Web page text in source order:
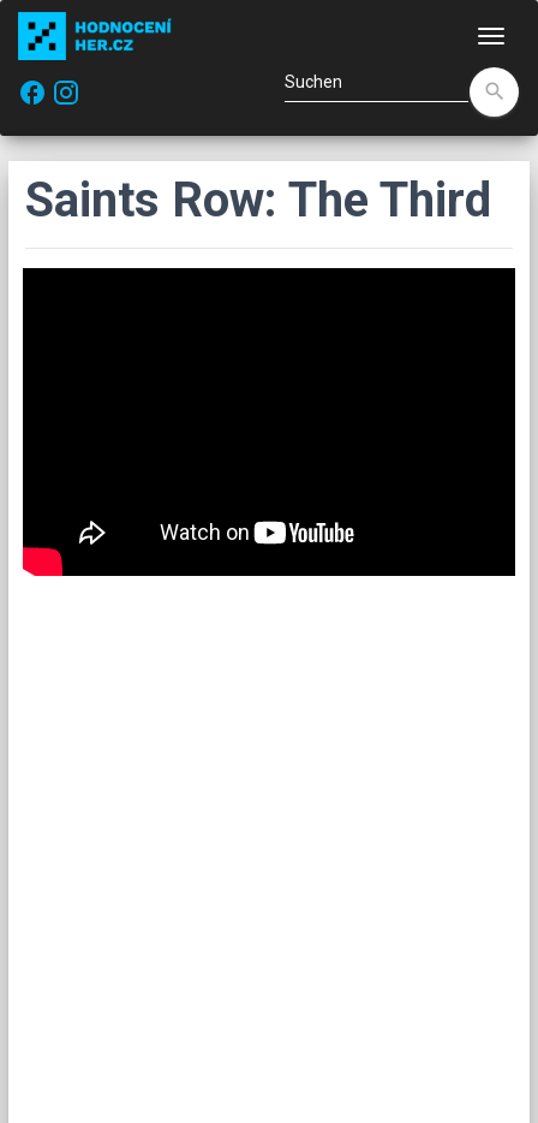
facebook
search
Saints Row: The Third